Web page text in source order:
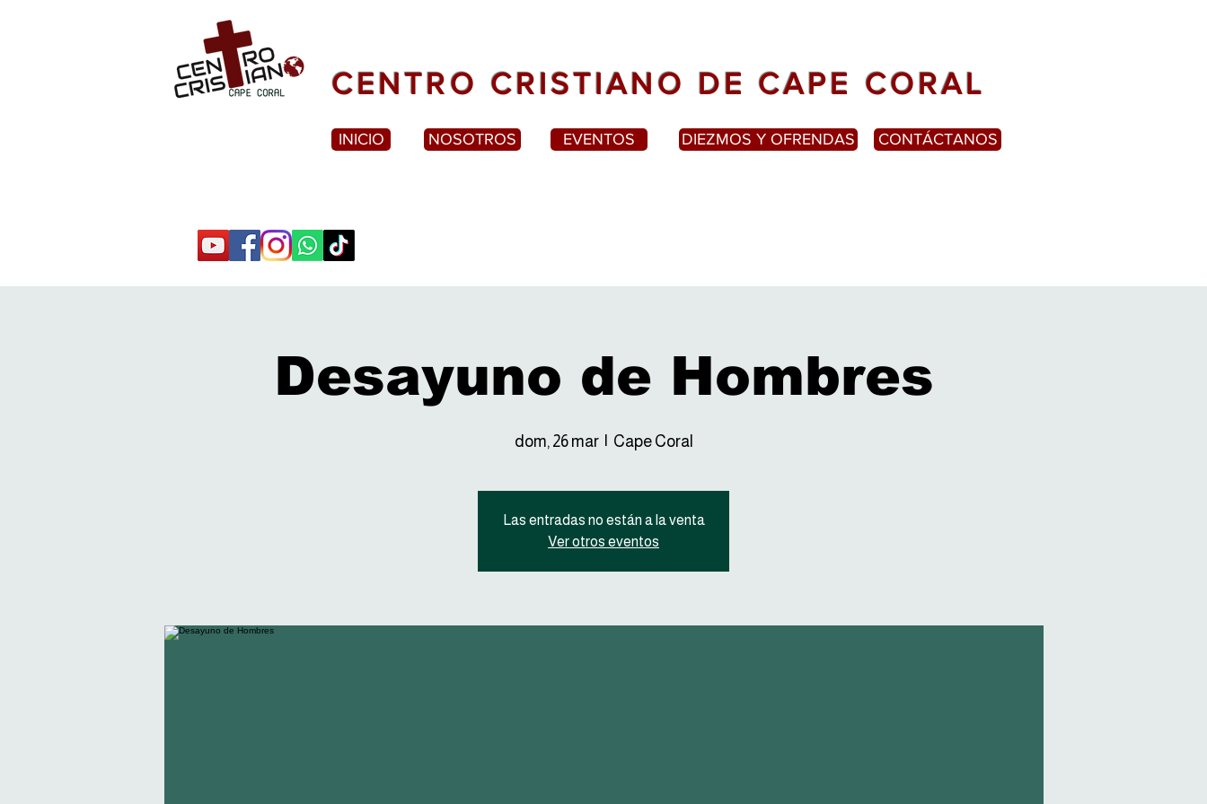
CENTRO CRISTIANO DE CAPE CORAL
INICIO NOSOTROS EVENTOS DIEZMOS Y OFRENDAS CONTÁCTANOS
Desayuno de Hombres
dom, 26 mar
  |
Cape Coral
Las entradas no están a la venta
Ver otros eventos